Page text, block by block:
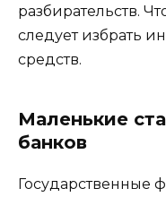
разбирательств.
следует избрать
средств.
Маленькие
банков
Государственные